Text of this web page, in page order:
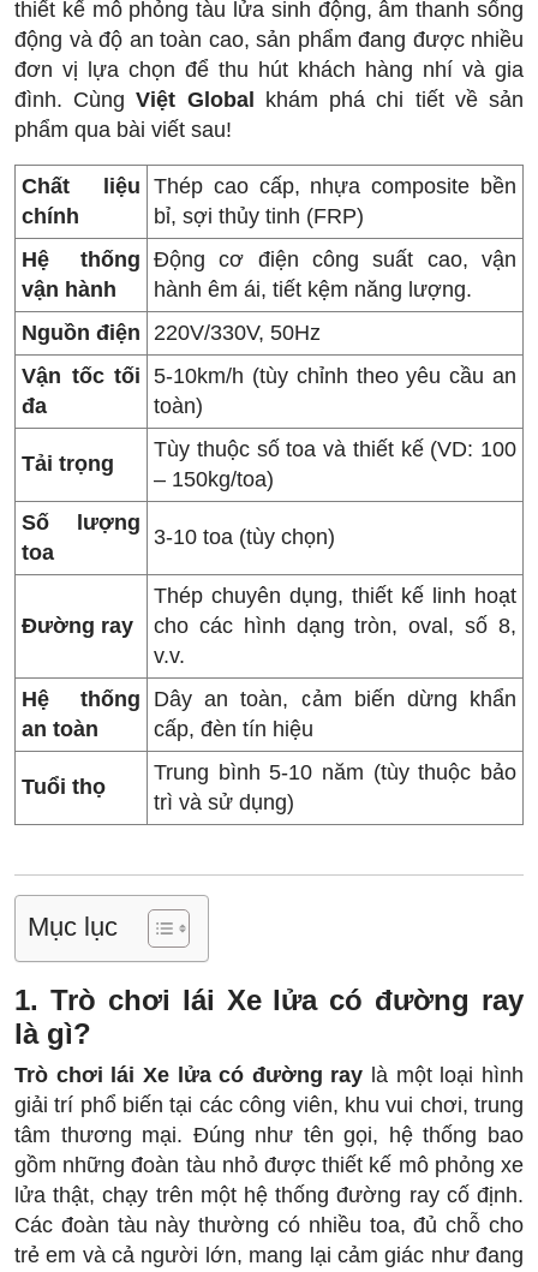
thiết kế mô phỏng tàu lửa sinh động, âm thanh sống
động và độ an toàn cao, sản phẩm đang được nhiều
đơn vị lựa chọn để thu hút khách hàng nhí và gia
đình. CùngViệt Global
khám phá chi tiết về sản
phẩm qua bài viết sau!
Chất liệu
chính
Thép cao cấp, nhựa composite bền
bỉ, sợi thủy tinh (FRP)
Hệ thống
vận hành
Động cơ điện công suất cao, vận
hành êm ái, tiết kệm năng lượng.
Nguồn điện
220V/330V, 50Hz
Vận tốc tối
đa
5-10km/h (tùy chỉnh theo yêu cầu an
toàn)
Tải trọng
Tùy thuộc số toa và thiết kế (VD: 100
– 150kg/toa)
Số lượng
toa
3-10 toa (tùy chọn)
Đường ray
Thép chuyên dụng, thiết kế linh hoạt
cho các hình dạng tròn, oval, số 8,
v.v.
Hệ thống
an toàn
Dây an toàn, cảm biến dừng khẩn
cấp, đèn tín hiệu
Tuổi thọ
Trung bình 5-10 năm (tùy thuộc bảo
trì và sử dụng)
Mục lục
1. Trò chơi lái Xe lửa có đường ray
là gì?
Trò chơi lái Xe lửacó đường ray là một loại hình
giải trí phổ biến tại các công viên, khu vui chơi, trung
tâm thương mại. Đúng như tên gọi, hệ thống bao
gồm những đoàn tàu nhỏ được thiết kế mô phỏng xe
lửa thật, chạy trên một hệ thống đường ray cố định.
Các đoàn tàu này thường có nhiều toa, đủ chỗ cho
trẻ em và cả người lớn, mang lại cảm giác như đang